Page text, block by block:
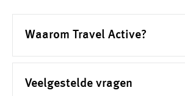
Waarom Travel Active?
Veelgestelde vragen